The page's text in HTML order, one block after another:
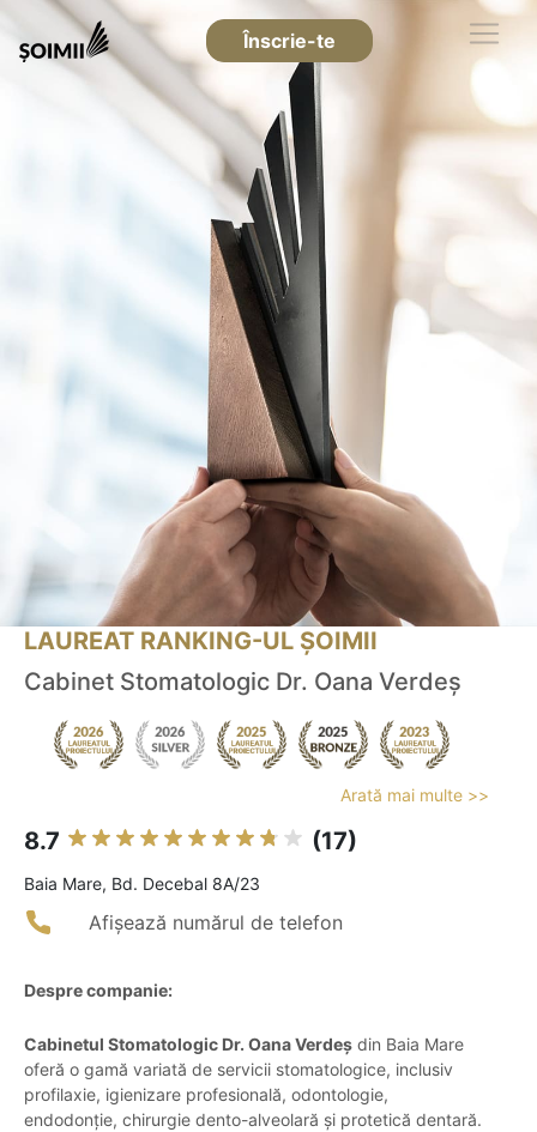
Înscrie-te
LAUREAT RANKING-UL ȘOIMII
Cabinet Stomatologic Dr. Oana Verdeș
Arată mai multe >>
8.7 (17)
Baia Mare, Bd. Decebal 8A/23
Afișează numărul de telefon
Despre companie:
Cabinetul Stomatologic Dr. Oana Verdeș din Baia Mare
oferă o gamă variată de servicii stomatologice, inclusiv
profilaxie, igienizare profesională, odontologie,
endodonție, chirurgie dento-alveolară și protetică dentară.